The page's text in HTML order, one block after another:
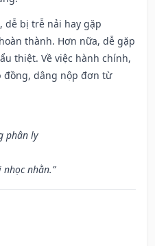
dễ bị trễ nải hay gặp
thành. Hơn nữa, dễ gặp
thiệt. Về việc hành chính,
đồng, dâng nộp đơn từ
phân ly
nhằn.”